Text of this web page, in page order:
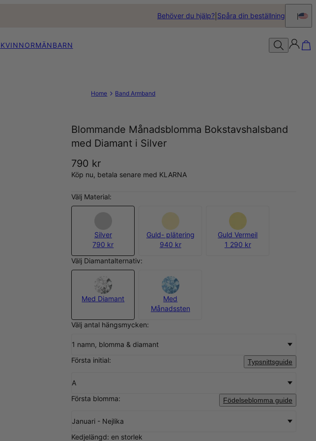
Behöver du hjälp? Spåra din beställning
KVINNORMÄNBARN
Home Band Armband
Blommande Månadsblomma Bokstavshalsband
med Diamant i Silver
790 kr
Köp nu, betala senare med KLARNA
Välj Material:
Silver
790 kr
Guld- plätering
940 kr
Guld Vermeil
1 290 kr
Välj Diamantalternativ:
Med Diamant
Med
Månadssten
Välj antal hängsmycken:
1 namn, blomma & diamant
Första initial:
Typsnittsguide
A
Första blomma:
Födelseblomma guide
Januari - Nejlika
Kedjelängd: en storlek